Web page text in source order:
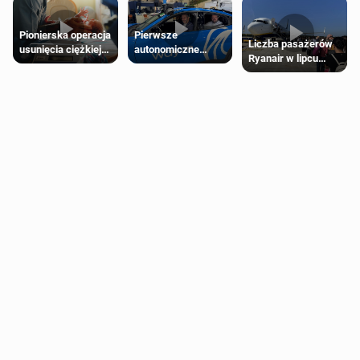
Pionierska operacja
usunięcia ciężkiej
wady wrodzonej
Pierwsze
autonomiczne
Ubery pojawią się
Liczba pasażerów
Ryanair w lipcu
pobiła rekord